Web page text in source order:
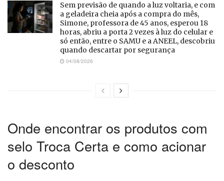
Sem previsão de quando a luz voltaria, e com
a geladeira cheia após a compra do mês,
Simone, professora de 45 anos, esperou 18
horas, abriu a porta 2 vezes à luz do celular e
só então, entre o SAMU e a ANEEL, descobriu
quando descartar por segurança
04/08/2026
Onde encontrar os produtos com
selo Troca Certa e como acionar
o desconto